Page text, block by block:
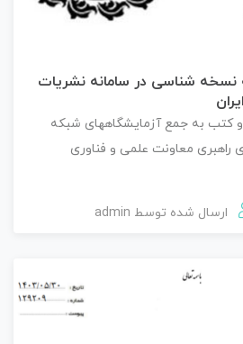
نسخه شناسی در سامانه نشریات
و کتب به جمع آزمایشگاههای شبکه
راهبری معاونت علمی و فناوری
ارسال شده توسط admin